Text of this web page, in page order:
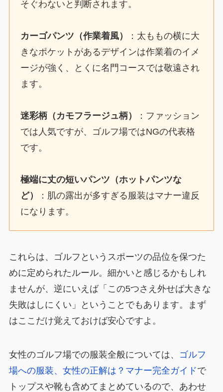
そぐわないと判断されます。
カーゴパンツ（作業着風）
：太ももの横に大
きなポケットがあるデザインは作業着のイメ
ージが強く、とくに名門コースでは敬遠され
ます。
迷彩柄（カモフラージュ柄）
：ファッション
では人気ですが、ゴルフ場ではNGの代表格
です。
極端に丈の短いパンツ（ホットパンツな
ど）
：肌の露出が多すぎる服装はマナー違反
になります。
これらは、ゴルフというスポーツの品位を保つた
めに定められたルール。細かいと感じるかもしれ
ませんが、逆にいえば「この5つさえ外せば大きな
失敗はしにくい」ということでもあります。まず
はここだけ覚えておけば安心ですよ。
女性のゴルフ場での服装全般については、
ゴルフ
場への服装、女性の正解は？マナー完全ガイドで
トップスや靴も含めてまとめているので、あわせ